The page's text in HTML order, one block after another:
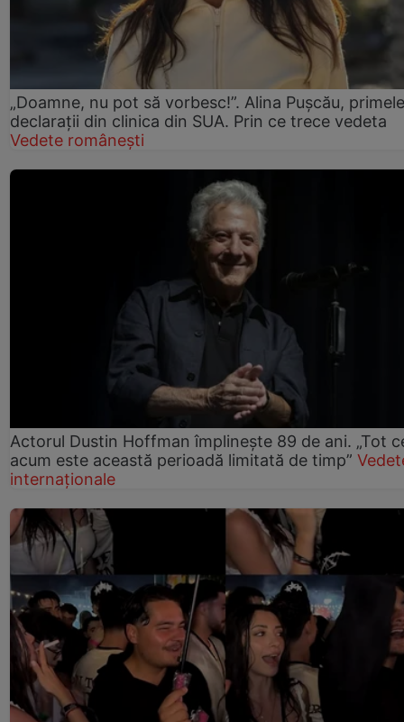
„Doamne, nu pot să vorbesc!”. Alina Pușcău, primele
declarații din clinica din SUA. Prin ce trece vedeta
Vedete românești
Actorul Dustin Hoffman împlinește 89 de ani. „Tot
acum este această perioadă limitată de timp”
internaționale